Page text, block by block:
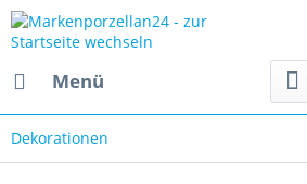
Menü
Dekorationen